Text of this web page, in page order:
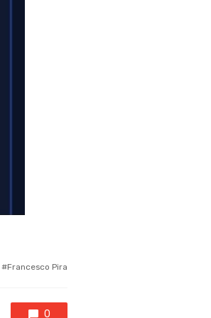
Tagged
Francesco Pira
0